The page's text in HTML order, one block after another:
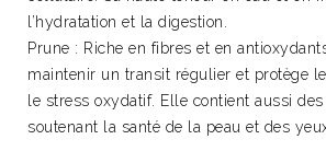
l’hydratation et la digestion.
Prune : Riche en fibres et en
maintenir un transit régulier et protège
le stress oxydatif. Elle contient aussi
soutenant la santé de la peau et des